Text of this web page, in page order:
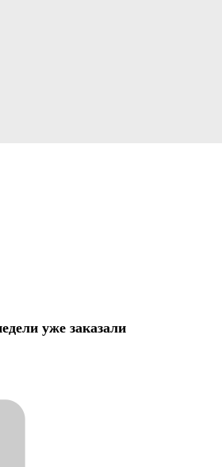
уже заказали